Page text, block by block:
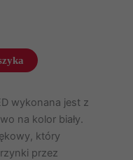
wykonana jest z
na kolor biały.
który
przez